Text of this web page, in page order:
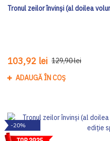
Tronul zeilor învinși (al doilea
103,92 lei 129,90 lei
ADAUGĂ ÎN COȘ
-20%